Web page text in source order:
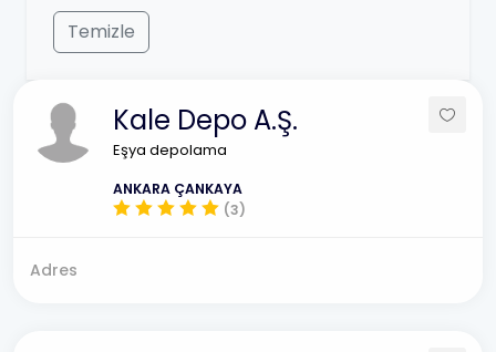
Temizle
Kale Depo A.Ş.
Eşya depolama
ANKARA ÇANKAYA
(3)
Adres